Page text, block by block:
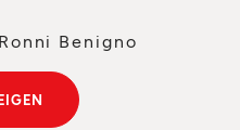
Benigno